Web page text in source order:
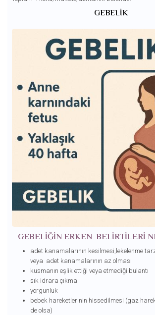
GEBELIK
GEBELİĞİN ERKEN BELİRTİLERİ
adet kanamalarının kesilmesi,lekelenme
veya adet kanamalarının az olması
kusmanın eşlik ettiği veya etmediği bulantı
sık idrara çıkma
yorgunluk
bebek hareketlerinin hissedilmesi (gaz
de olsa)